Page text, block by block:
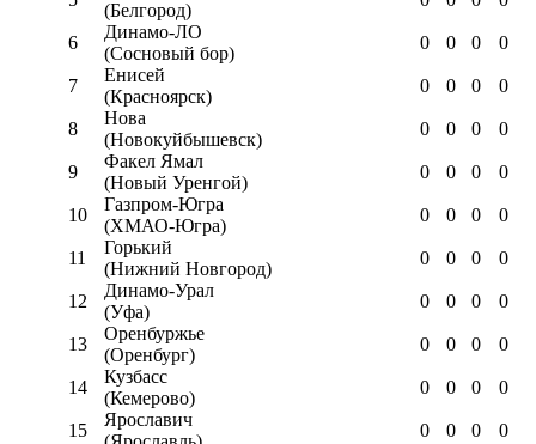
(Белгород)
6
Динамо-ЛО
(Сосновый бор)
0 0 0 0
7
Енисей
(Красноярск)
0 0 0 0
8
Нова
(Новокуйбышевск)
0 0 0 0
9
Факел Ямал
(Новый Уренгой)
0 0 0 0
10
Газпром-Югра
(ХМАО-Югра)
0 0 0 0
11
Горький
(Нижний Новгород)
0 0 0 0
12
Динамо-Урал
(Уфа)
0 0 0 0
13
Оренбуржье
(Оренбург)
0 0 0 0
14
Кузбасс
(Кемерово)
0 0 0 0
15
Ярославич
0 0 0 0